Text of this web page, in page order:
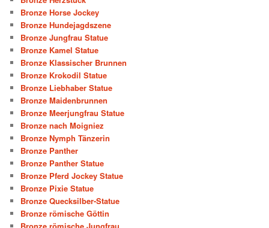
Bronze Horse Jockey
Bronze Hundejagdszene
Bronze Jungfrau Statue
Bronze Kamel Statue
Bronze Klassischer Brunnen
Bronze Krokodil Statue
Bronze Liebhaber Statue
Bronze Maidenbrunnen
Bronze Meerjungfrau Statue
Bronze nach Moigniez
Bronze Nymph Tänzerin
Bronze Panther
Bronze Panther Statue
Bronze Pferd Jockey Statue
Bronze Pixie Statue
Bronze Quecksilber-Statue
Bronze römische Göttin
Bronze römische Jungfrau